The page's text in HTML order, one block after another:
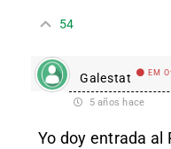
54
Galestat EM
5 años hace
Yo doy entrada al